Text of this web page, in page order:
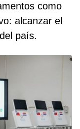
como
alcanzar el
país.